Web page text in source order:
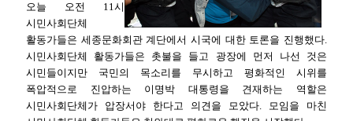
오늘 오전 11시
시민사회단체
활동가들은 세종문화회관 계단에서 시국에 대한 토론을 진행했다.
시민사회단체 활동가들은 촛불을 들고 광장에 먼저 나선 것은
시민들이지만 국민의 목소리를 무시하고 평화적인 시위를
폭압적으로 진압하는 이명박 대통령을 견재하는 역할은
시민사회단체가 압장서야 한다고 의견을 모았다. 모임을 마친